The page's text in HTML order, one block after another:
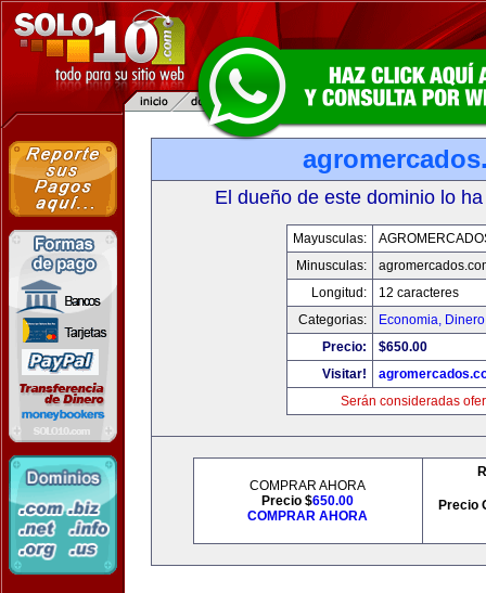
El dueño de este dominio lo
Mayusculas:
Minusculas:
Longitud:
12 caracteres
Categorias:
Economia,
Precio:
$650.00
Visitar!
Serán consideradas
COMPRAR AHORA
Precio $650.00
COMPRAR AHORA
Precio